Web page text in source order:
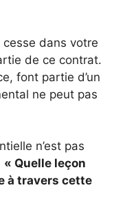
dans votre
de ce contrat.
font partie d’un
ne peut pas
n’est pas
« Quelle leçon
à travers cette